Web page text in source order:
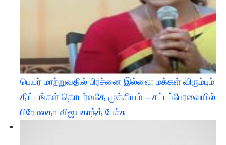
பெயர் மாற்றுவதில் பிரச்னை இல்லை; மக்கள் விரும்பும்
திட்டங்கள் தொடர்வதே முக்கியம் – சட்டப்பேரவையில்
பிரேமலதா விஜயகாந்த் பேச்சு